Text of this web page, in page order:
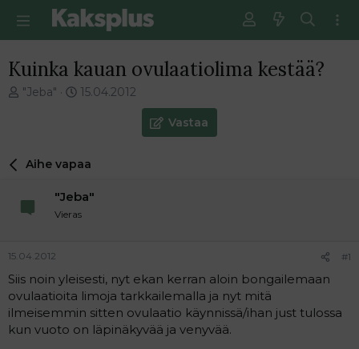
Kuinka kauan ovulaatiolima kestää?
V
e
t
n
a
o
t
"Jeba"
E
m
i
n
i
e
s
t
i
15.04.2012
Vastaa
Aihe vapaa
"Jeba"
Vieras
15.04.2012 #1
Siis noin yleisesti, nyt ekan kerran aloin bongailemaan
ovulaatioita limoja tarkkailemalla ja nyt mitä
ilmeisemmin sitten ovulaatio käynnissä/ihan just tulossa
kun vuoto on läpinäkyvää ja venyvää.